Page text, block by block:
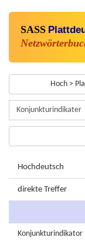
SASS
Hoch >
Hochdeutsch
direkte Treffer
Konjunkturindikator